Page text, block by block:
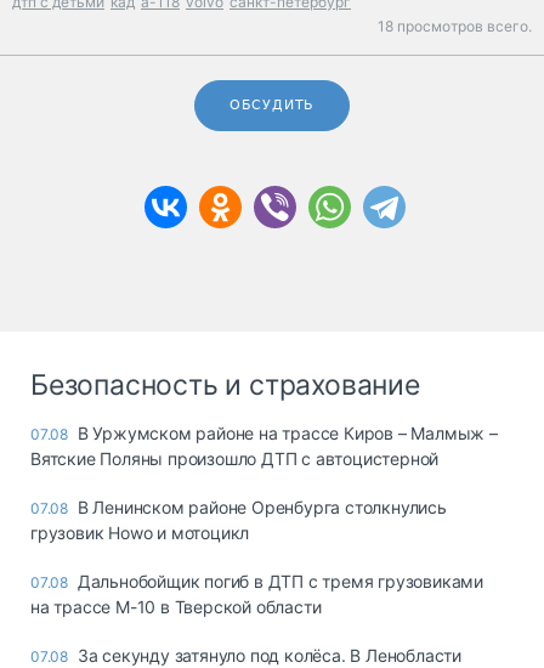
18 просмотров всего.
ОБСУДИТЬ
Безопасность и страхование
07.08 В Уржумском районе на трассе Киров – Малмыж –
Вятские Поляны произошло ДТП с автоцистерной
07.08 В Ленинском районе Оренбурга столкнулись
грузовик Howo и мотоцикл
07.08 Дальнобойщик погиб в ДТП с тремя грузовиками
на трассе М-10 в Тверской области
07.08 За секунду затянуло под колёса. В Ленобласти